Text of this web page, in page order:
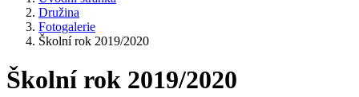
Družina
Fotogalerie
Školní rok 2019/2020
Školní rok 2019/2020